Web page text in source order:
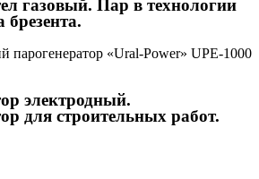
газовый. Пар в технологии
брезента.
электродный.
для строительных работ.